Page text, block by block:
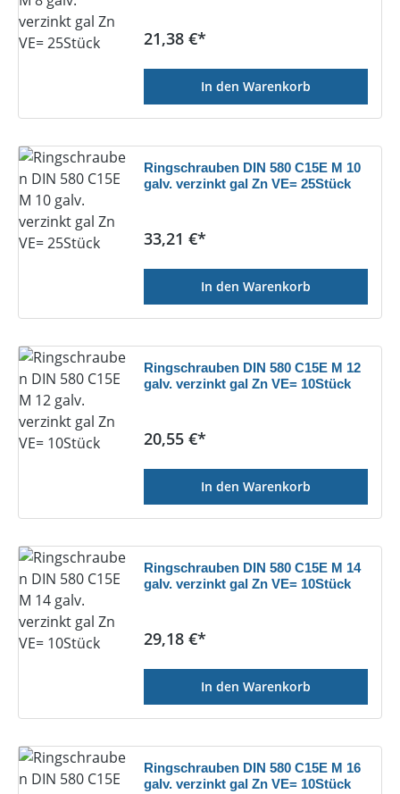
Regulärer Preis:
21,38 €*
In den Warenkorb
Ringschrauben DIN 580 C15E M 10
galv. verzinkt gal Zn VE= 25Stück
Regulärer Preis:
33,21 €*
In den Warenkorb
Ringschrauben DIN 580 C15E M 12
galv. verzinkt gal Zn VE= 10Stück
Regulärer Preis:
20,55 €*
In den Warenkorb
Ringschrauben DIN 580 C15E M 14
galv. verzinkt gal Zn VE= 10Stück
Regulärer Preis:
29,18 €*
In den Warenkorb
Ringschrauben DIN 580 C15E M 16
galv. verzinkt gal Zn VE= 10Stück